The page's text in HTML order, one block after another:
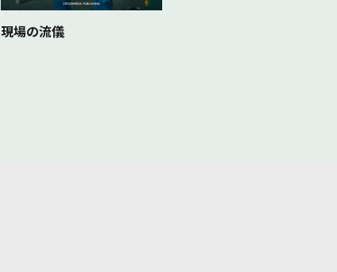
現場の流儀